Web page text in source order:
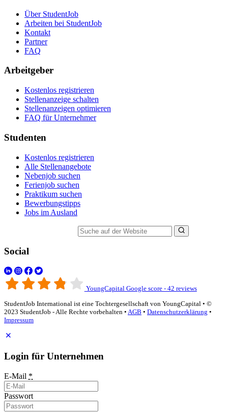
Über StudentJob
Arbeiten bei StudentJob
Kontakt
Partner
FAQ
Arbeitgeber
Kostenlos registrieren
Stellenanzeige schalten
Stellenanzeigen optimieren
FAQ für Unternehmer
Studenten
Kostenlos registrieren
Alle Stellenangebote
Nebenjob suchen
Ferienjob suchen
Praktikum suchen
Bewerbungstipps
Jobs im Ausland
Social
YoungCapital Google score - 42 reviews
StudentJob International ist eine Tochtergesellschaft von YoungCapital • ©
2023 StudentJob - Alle Rechte vorbehalten • AGB • Datenschutzerklärung •
Impressum
Login für Unternehmen
E-Mail *
Passwort